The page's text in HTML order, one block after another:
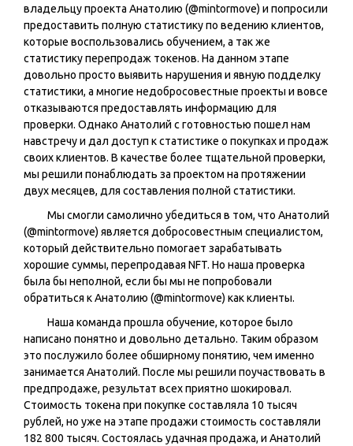
владельцу проекта Анатолию (@mintormove) и попросили
предоставить полную статистику по ведению клиентов,
которые воспользовались обучением, а так же
статистику перепродаж токенов. На данном этапе
довольно просто выявить нарушения и явную подделку
статистики, а многие недобросовестные проекты и вовсе
отказываются предоставлять информацию для
проверки. Однако Анатолий с готовностью пошел нам
навстречу и дал доступ к статистике о покупках и продаж
своих клиентов. В качестве более тщательной проверки,
мы решили понаблюдать за проектом на протяжении
двух месяцев, для составления полной статистики.
Мы смогли самолично убедиться в том, что Анатолий
(@mintormove) является добросовестным специалистом,
который действительно помогает зарабатывать
хорошие суммы, перепродавая NFT. Но наша проверка
была бы неполной, если бы мы не попробовали
обратиться к Анатолию (@mintormove) как клиенты.
Наша команда прошла обучение, которое было
написано понятно и довольно детально. Таким образом
это послужило более обширному понятию, чем именно
занимается Анатолий. После мы решили поучаствовать в
предпродаже, результат всех приятно шокировал.
Стоимость токена при покупке составляла 10 тысяч
рублей, но уже на этапе продажи стоимость составляли
182 800 тысяч. Состоялась удачная продажа, и Анатолий